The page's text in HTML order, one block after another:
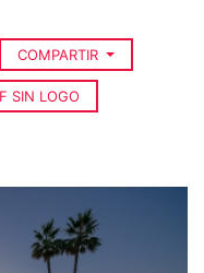
COMPARTIR
SIN LOGO